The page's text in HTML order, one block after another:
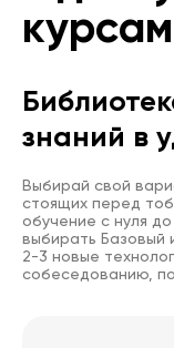
знаний в
Выбирай свой
стоящих перед
обучение с нуля
выбирать Базовый
2-3 новые
собеседованию,